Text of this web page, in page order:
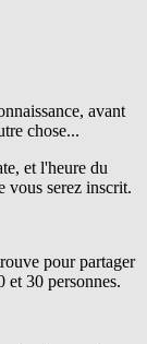
avant
chose...
et l'heure du
vous serez inscrit.
pour partager
et 30 personnes.